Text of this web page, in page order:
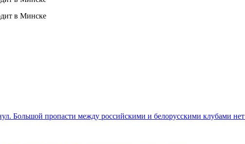
Большой пропасти между российскими и белорусскими клубами нет